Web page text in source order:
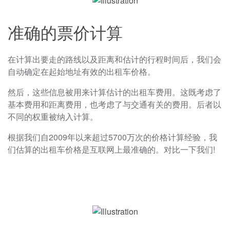
准确的票价计算
在计算出要走的路线以及距离和估计的行程时间后，我们会
自动确定在起始地址有效的出租车价格。
然后，这些信息被用来计算估计的出租车费用。这既考虑了
基本费用和距离费用，也考虑了与交通有关的费用。后者以
不同的权重被纳入计算。
根据我们自2009年以来超过5700万次的价格计算经验，我
们估算的出租车价格是互联网上最准确的。对比一下我们!